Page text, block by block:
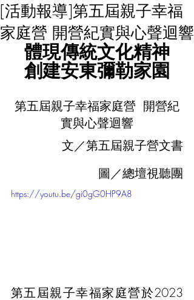
[活動報導]第五屆親子幸福
家庭營 開營紀實與心聲迴響
體現傳統文化精神
創建安東彌勒家園
第五屆親子幸福家庭營  開營紀
實與心聲迴響
文／第五屆親子營文書
圖／總壇視聽團
https://youtu.be/gi0gG0HP9A8
第五屆親子幸福家庭營於2023